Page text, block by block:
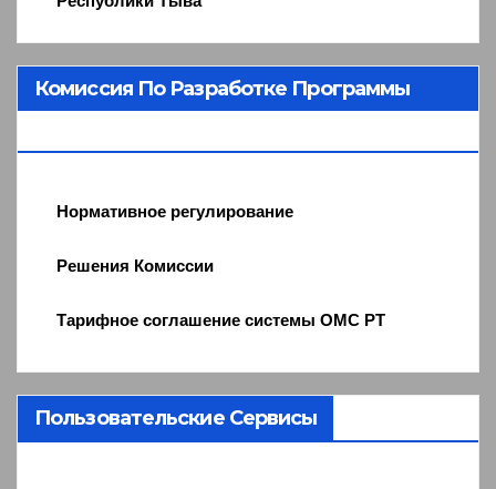
Комиссия По Разработке Программы
Нормативное регулирование
Решения Комиссии
Тарифное соглашение системы ОМС РТ
Пользовательские Сервисы